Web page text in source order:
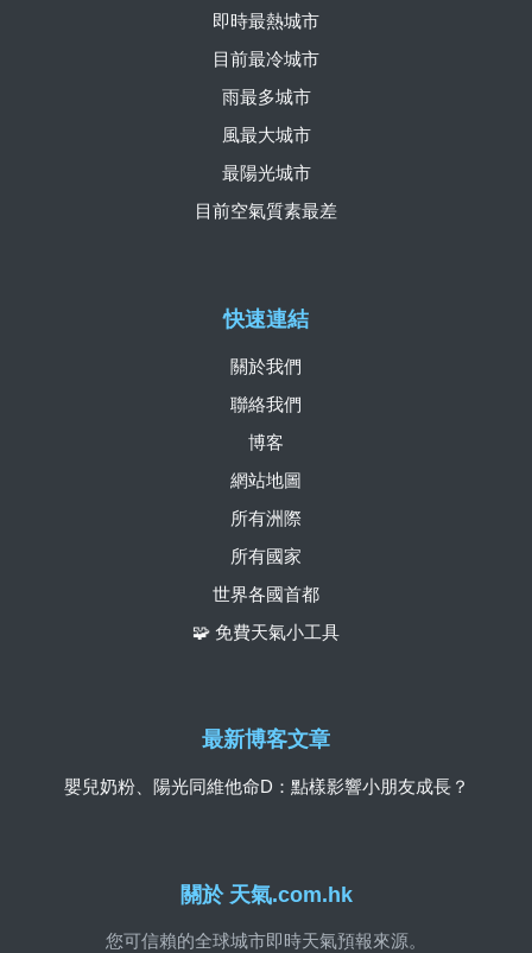
關於 天氣.com.hk
您可信賴的全球城市即時天氣預報來源。
快速連結
關於我們
聯絡我們
博客
網站地圖
所有洲際
所有國家
世界各國首都
🧩 免費天氣小工具
即時最熱城市
目前最冷城市
雨最多城市
風最大城市
最陽光城市
目前空氣質素最差
最新博客文章
嬰兒奶粉、陽光同維他命D：點樣影響小朋友成長？